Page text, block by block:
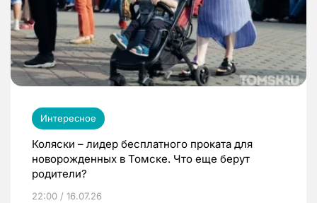
Интересное
Коляски – лидер бесплатного проката для
новорожденных в Томске. Что еще берут
родители?
22:00 / 16.07.26